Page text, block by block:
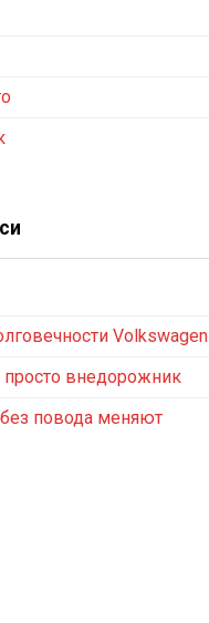
Volkswagen
просто внедорожник
повода меняют